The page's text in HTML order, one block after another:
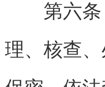
第六条
理、核查